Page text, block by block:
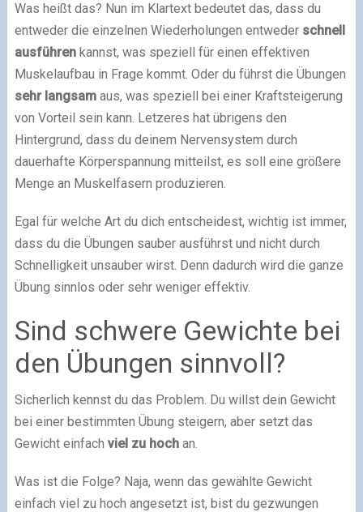
Was heißt das? Nun im Klartext bedeutet das, dass du
entweder die einzelnen Wiederholungen entwederschnell
ausführenkannst, was speziell für einen effektiven
Muskelaufbau in Frage kommt. Oder du führst die Übungen
sehr langsamaus, was speziell bei einer Kraftsteigerung
von Vorteil sein kann. Letzeres hat übrigens den
Hintergrund, dass du deinem Nervensystem durch
dauerhafte Körperspannung mitteilst, es soll eine größere
Menge an Muskelfasern produzieren.
Egal für welche Art du dich entscheidest, wichtig ist immer,
dass du die Übungen sauber ausführst und nicht durch
Schnelligkeit unsauber wirst. Denn dadurch wird die ganze
Übung sinnlos oder sehr weniger effektiv.
Sind schwere Gewichte bei
den Übungen sinnvoll?
Sicherlich kennst du das Problem. Du willst dein Gewicht
bei einer bestimmten Übung steigern, aber setzt das
Gewicht einfach viel zu hochan.
Was ist die Folge? Naja, wenn das gewählte Gewicht
einfach viel zu hoch angesetzt ist, bist du gezwungen